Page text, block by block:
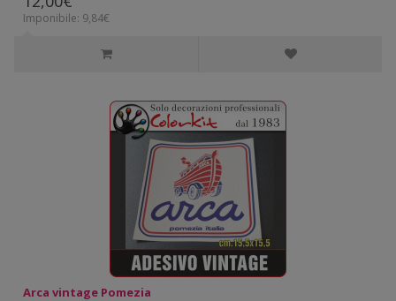
Imponibile: 9,84€
Arca vintage Pomezia